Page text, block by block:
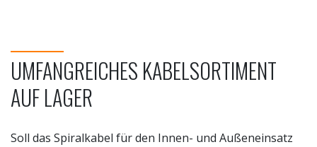
UMFANGREICHES KABELSORTIMENT
AUF LAGER
Soll das Spiralkabel für den Innen- und Außeneinsatz